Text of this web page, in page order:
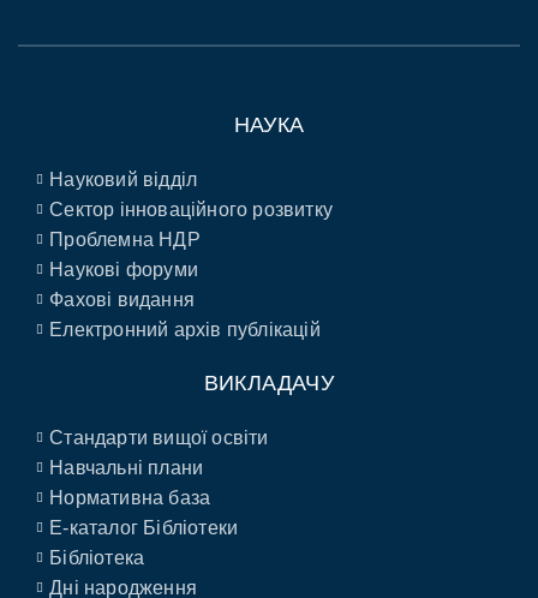
НАУКА
Науковий відділ
Сектор інноваційного розвитку
Проблемна НДР
Наукові форуми
Фахові видання
Електронний архів публікацій
ВИКЛАДАЧУ
Стандарти вищої освіти
Навчальні плани
Нормативна база
E-каталог Бібліотеки
Бібліотека
Дні народження